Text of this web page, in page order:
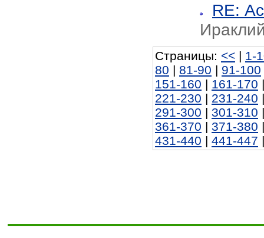
RE:
Страницы: << | 1-
80 | 81-90 | 91-100
151-160 | 161-170 |
221-230 | 231-240 |
291-300 | 301-310 |
361-370 | 371-380 |
431-440 | 441-447 |